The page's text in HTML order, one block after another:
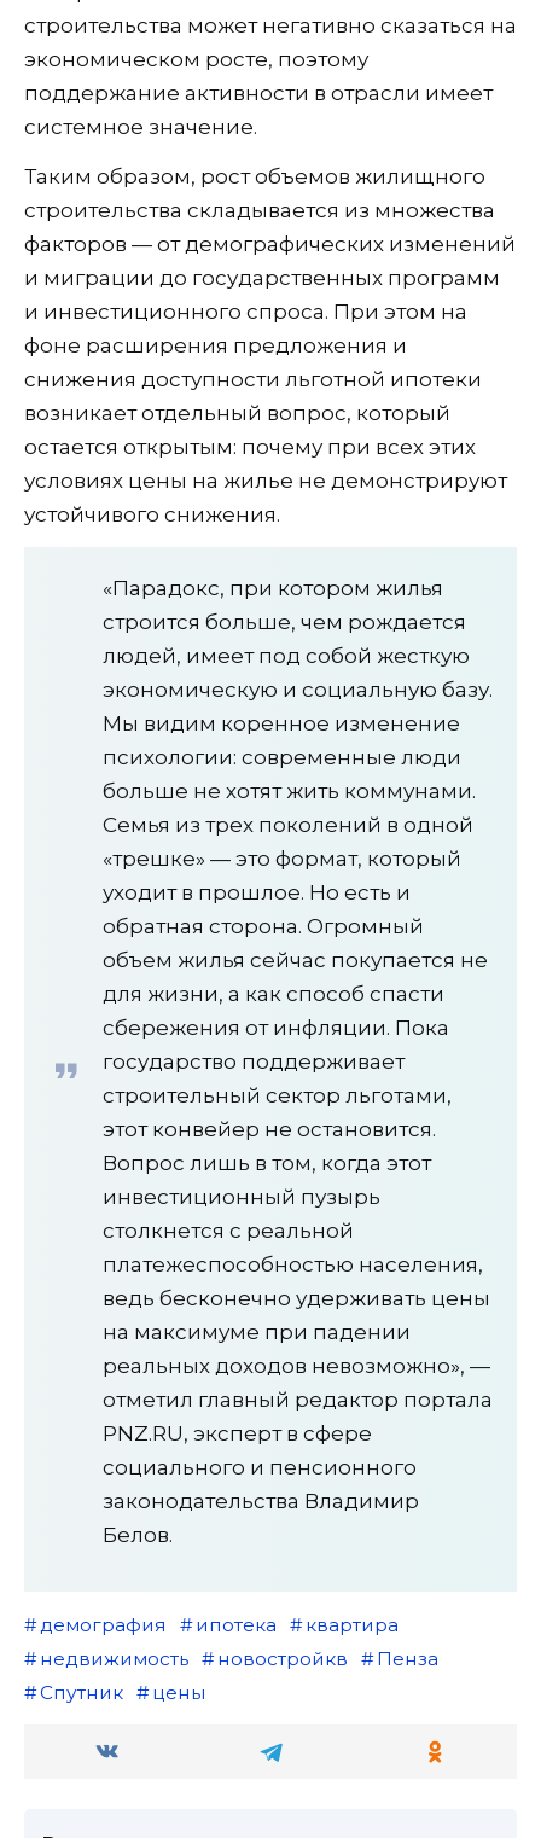
строительства может негативно сказаться на
экономическом росте, поэтому
поддержание активности в отрасли имеет
системное значение.
Таким образом, рост объемов жилищного
строительства складывается из множества
факторов — от демографических изменений
и миграции до государственных программ
и инвестиционного спроса. При этом на
фоне расширения предложения и
снижения доступности льготной ипотеки
возникает отдельный вопрос, который
остается открытым: почему при всех этих
условиях цены на жилье не демонстрируют
устойчивого снижения.
«Парадокс, при котором жилья
строится больше, чем рождается
людей, имеет под собой жесткую
экономическую и социальную базу.
Мы видим коренное изменение
психологии: современные люди
больше не хотят жить коммунами.
Семья из трех поколений в одной
«трешке» — это формат, который
уходит в прошлое. Но есть и
обратная сторона. Огромный
объем жилья сейчас покупается не
для жизни, а как способ спасти
сбережения от инфляции. Пока
государство поддерживает
строительный сектор льготами,
этот конвейер не остановится.
Вопрос лишь в том, когда этот
инвестиционный пузырь
столкнется с реальной
платежеспособностью населения,
ведь бесконечно удерживать цены
на максимуме при падении
реальных доходов невозможно», —
отметил главный редактор портала
PNZ.RU, эксперт в сфере
социального и пенсионного
законодательства Владимир
Белов.
демография ипотека
квартира
недвижимость
новостройкв
Пенза
Спутник
цены